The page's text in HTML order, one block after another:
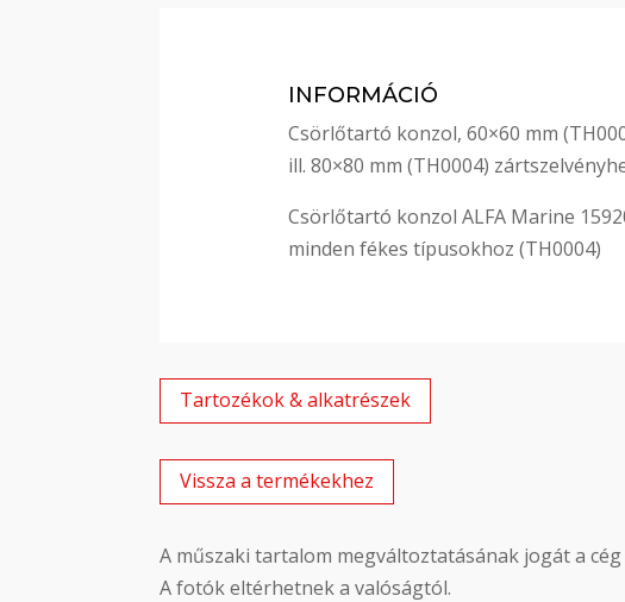
INFORMÁCIÓ
Csörlőtartó konzol, 60×60 mm
ill. 80×80 mm (TH0004)
Csörlőtartó konzol ALFA Marine
minden fékes típusokhoz (TH0004)
Tartozékok & alkatrészek
Vissza a termékekhez
A műszaki tartalom megváltoztatásának jogát a
A fotók eltérhetnek a valóságtól.